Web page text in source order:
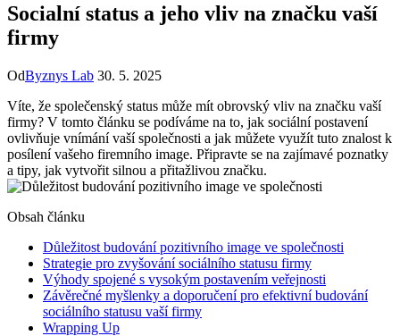
Socialní status a jeho vliv na značku vaší
firmy
OdByznys Lab 30. 5. 2025
Víte, že společenský status může mít obrovský vliv na značku vaší
firmy? V tomto článku se podíváme na to, jak sociální postavení
ovlivňuje vnímání vaší společnosti a jak můžete využít tuto znalost k
posílení vašeho firemního image. Připravte se na zajímavé poznatky
a tipy, jak vytvořit silnou a přitažlivou značku.
Obsah článku
Důležitost budování pozitivního image ve společnosti
Strategie pro zvyšování sociálního statusu firmy
Výhody spojené s vysokým postavením veřejnosti
Závěrečné myšlenky a doporučení pro efektivní budování
sociálního statusu vaší firmy
Wrapping Up